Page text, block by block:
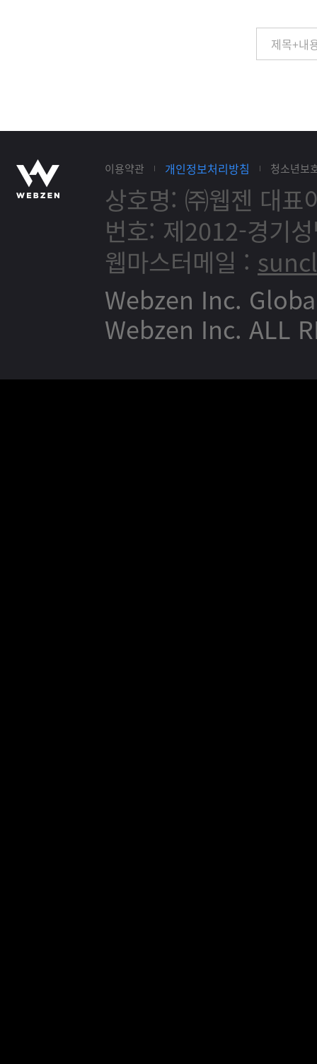
이용약관 개인정보처리방침 청소년보
상호명: ㈜웹젠 대표
번호: 제2012-경기
웹마스터메일 :
Webzen Inc.
Webzen Inc. ALL